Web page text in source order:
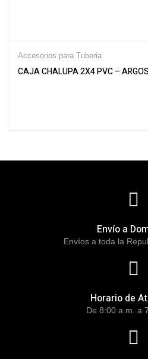
Accesorios para Tuberia
CAJA CHALUPA 2X4 PVC – ARGOS
Envío a
Envíos a toda la
Horario de
De 8:00 a.m. a